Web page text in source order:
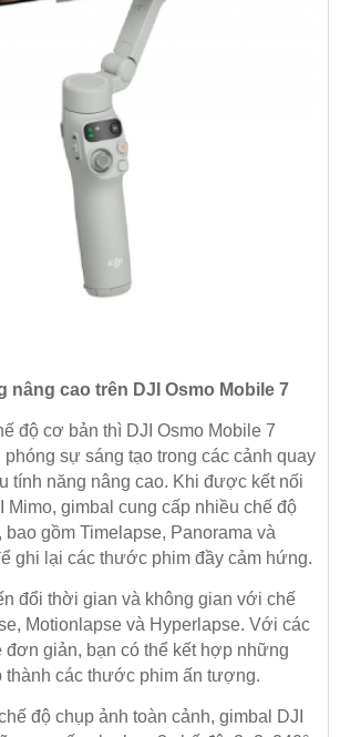
nâng cao trên DJI Osmo Mobile 7
độ cơ bản thì DJI Osmo Mobile 7
sự sáng tạo trong các cảnh quay
tính năng nâng cao. Khi được kết nối
gimbal cung cấp nhiều chế độ
bao gồm Timelapse, Panorama và
ghi lại các thước phim đầy cảm hứng.
đổi thời gian và không gian với chế
Motionlapse và Hyperlapse. Với các
đơn giản, bạn có thể kết hợp những
thành các thước phim ấn tượng.
độ chụp ảnh toàn cảnh, gimbal DJI